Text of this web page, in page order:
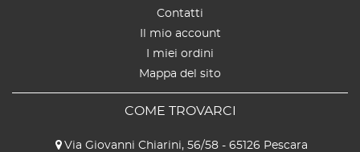
Contatti
Il mio account
I miei ordini
Mappa del sito
COME TROVARCI
Via Giovanni Chiarini, 56/58 - 65126 Pescara